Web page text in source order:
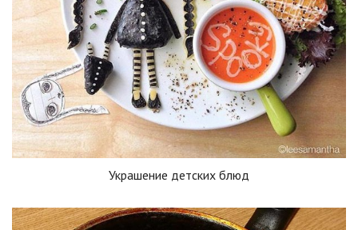
Украшение детских блюд